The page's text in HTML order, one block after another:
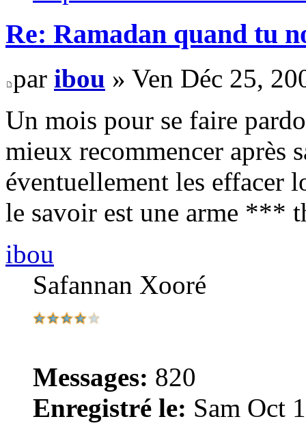
Re: Ramadan quand tu
par ibou » Ven Déc 25,
Un mois pour se faire
mieux recommencer après
éventuellement les effacer
le savoir est une arme ***
ibou
Safannan Xooré
Messages: 820
Enregistré le: Sam Oct